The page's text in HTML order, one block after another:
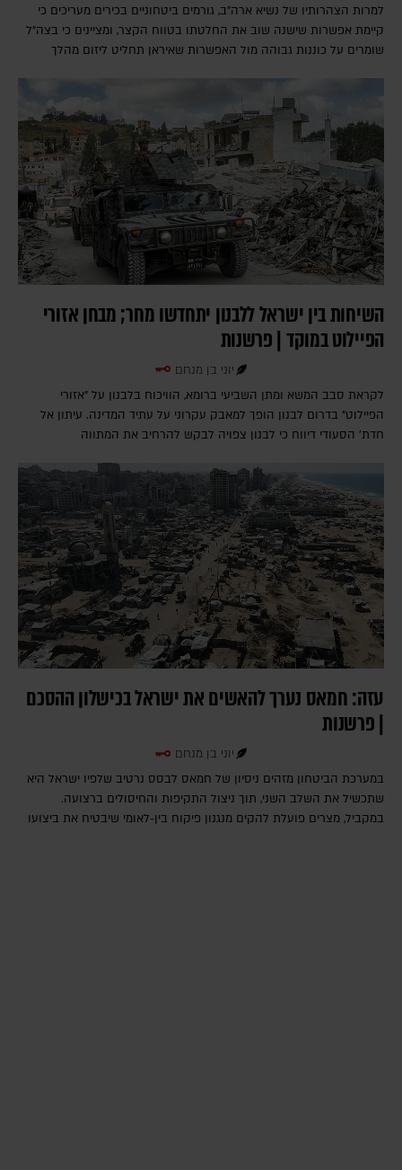
למרות הצהרותיו של נשיא ארה"ב, גורמים ביטחוניים בכירים מעריכים כי
קיימת אפשרות שישנה שוב את החלטתו בטווח הקצר, ומציינים כי בצה"ל
שומרים על כוננות גבוהה מול האפשרות שאיראן תחליט ליזום מהלך
השיחות בין ישראל ללבנון יתחדשו מחר; מבחן אזורי
הפיילוט במוקד | פרשנות
יוני בן מנחם
לקראת סבב המשא ומתן השביעי ברומא, הוויכוח בלבנון על "אזורי
הפיילוט" בדרום לבנון הופך למאבק עקרוני על עתיד המדינה. עיתון אל
חדת' הסעודי דיווח כי לבנון צפויה לבקש להרחיב את המתווה
עזה: חמאס נערך להאשים את ישראל בכישלון ההסכם
| פרשנות
יוני בן מנחם
במערכת הביטחון מזהים ניסיון של חמאס לבסס נרטיב שלפיו ישראל היא
שתכשיל את השלב השני, תוך ניצול התקיפות והחיסולים ברצועה.
במקביל, מצרים פועלת להקים מנגנון פיקוח בין-לאומי שיבטיח את ביצועו